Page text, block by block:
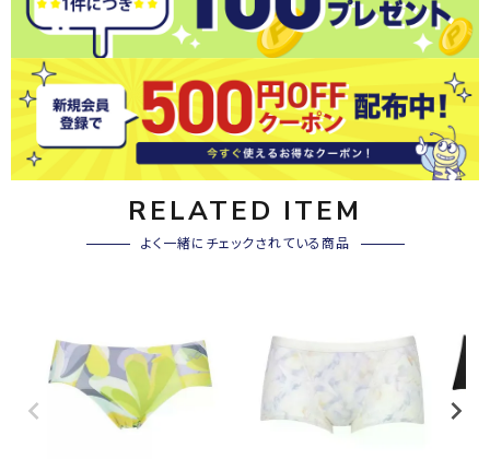
RELATED ITEM
よく一緒にチェックされている商品